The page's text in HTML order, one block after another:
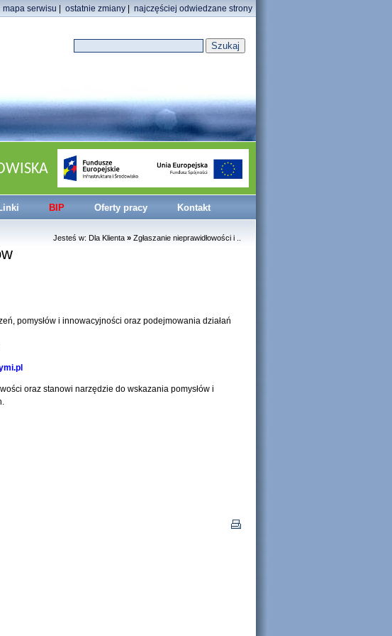
mapa serwisu ostatnie zmiany najczęściej odwiedzane strony
Szukaj
BIP Oferty pracy Kontakt
Jesteś w: Dla Klienta » Zgłaszanie nieprawidłowości i ..
pomysłów i innowacyjności oraz podejmowania działań
oraz stanowi narzędzie do wskazania pomysłów i